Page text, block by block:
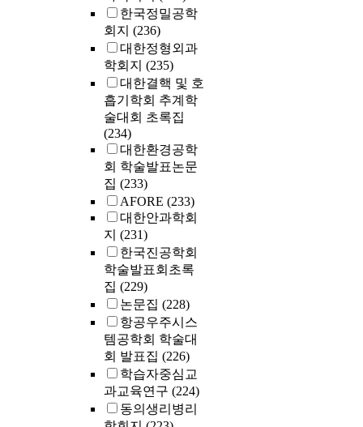
한국정밀공학
회지 (236)
대한정형외과
학회지 (235)
대한결핵 및 호
흡기학회 추계학
술대회 초록집
(234)
대한환경공학
회 학술발표논문
집 (233)
AFORE (233)
대한안과학회
지 (231)
한국진공학회
학술발표회초록
집 (229)
논문집 (228)
항공우주시스
템공학회 학술대
회 발표집 (226)
학습자중심교
과교육연구 (224)
동의생리병리